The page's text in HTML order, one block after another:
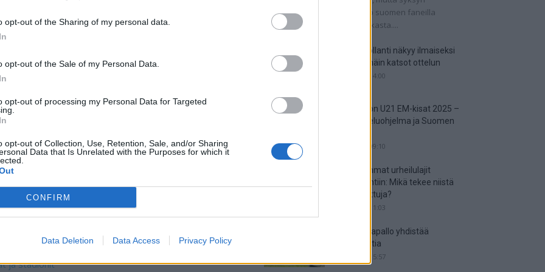
opt-out of the Sharing of my personal data.
opt-out of the Sale of my Personal Data.
opt-out of processing my Personal Data for Targeted
opt-out of Collection, Use, Retention, Sale, and/or Sharing
Data that Is Unrelated with the Purposes for which it
CONFIRM
Data Deletion Data Access Privacy Policy
peliä oli takana vain 10 minuuttia, Frankfurtille
Ebimbeiski kotijoukkueen 1-0-johtoon.
Robin Koch ,Omar Marmoush , sekä
vaan aivan päinvastoin. Frankfurt maalasi vielä
maalintekijöinä kunnostautuivat
on hyvä päivä ja altavastaajalla ei ole paras
harmitteli V Sportin tv-haastattelussa.
nyt kolme ottelua ja saldona on yksi piste, joka tuli
ja stadionit
ratkaisuottelut kertovat, onko suomen faneilla
realistista unelmoida kisapaikasta....
Suomi-Hollanti näkyy ilmaiseksi
TV:stä – näin katsot ottelun
06.06.2025 14:00
Jalkapallon U21 EM-kisat 2025 –
tässä otteluohjelma ja Suomen
18.05.2025 09:10
Suosituimmat urheilulajit
vedonlyöntiin: Mikä tekee niistä
niin suosittuja?
05.05.2025 11:03
Miten jalkapallo yhdistää
kansakuntia
25.04.2025 15:57